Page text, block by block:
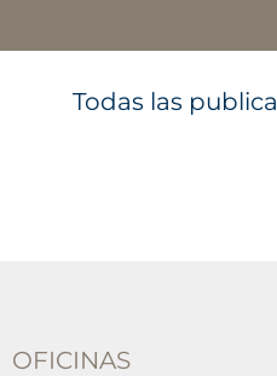
Todas las
OFICINAS